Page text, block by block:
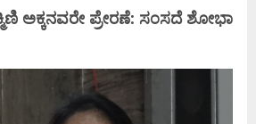
ಅಕ್ಕನವರೇ ಪ್ರೇರಣೆ: ಸಂಸದೆ ಶೋಭಾ